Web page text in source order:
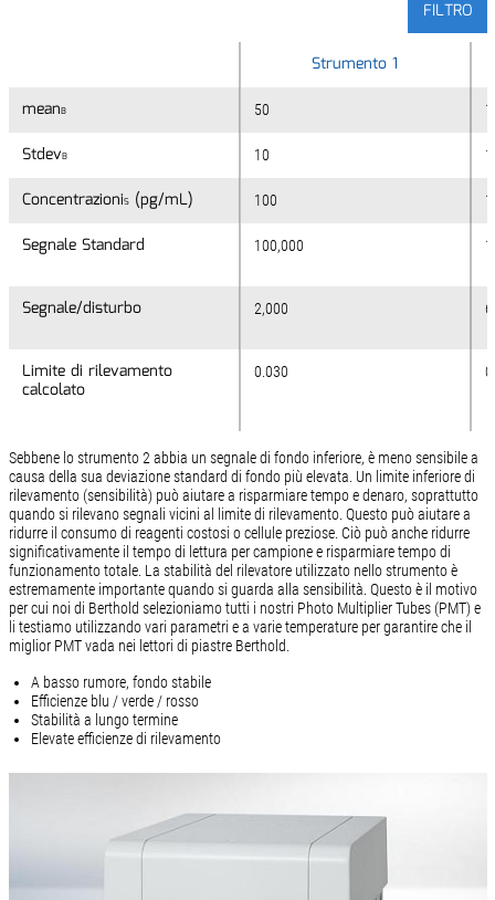
FILTRO
meanB
StdevB
ConcentrazioniS(pg/mL)
Segnale Standard
Segnale/disturbo
Limite di rilevamento
calcolato
Strumento 1
meanB 50
StdevB 10
ConcentrazioniS(pg/mL) 100
Segnale Standard 100,000
Segnale/disturbo 2,000
Limite di rilevamento
calcolato
0.030
Sebbene lo strumento 2 abbia un segnale di fondo inferiore, è meno sensibile a
causa della sua deviazione standard di fondo più elevata. Un limite inferiore di
rilevamento (sensibilità) può aiutare a risparmiare tempo e denaro, soprattutto
quando si rilevano segnali vicini al limite di rilevamento. Questo può aiutare a
ridurre il consumo di reagenti costosi o cellule preziose. Ciò può anche ridurre
significativamente il tempo di lettura per campione e risparmiare tempo di
funzionamento totale. La stabilità del rilevatore utilizzato nello strumento è
estremamente importante quando si guarda alla sensibilità. Questo è il motivo
per cui noi di Berthold selezioniamo tutti i nostri Photo Multiplier Tubes (PMT) e
li testiamo utilizzando vari parametri e a varie temperature per garantire che il
miglior PMT vada nei lettori di piastre Berthold.
A basso rumore, fondo stabile
Efficienze blu / verde / rosso
Stabilità a lungo termine
Elevate efficienze di rilevamento